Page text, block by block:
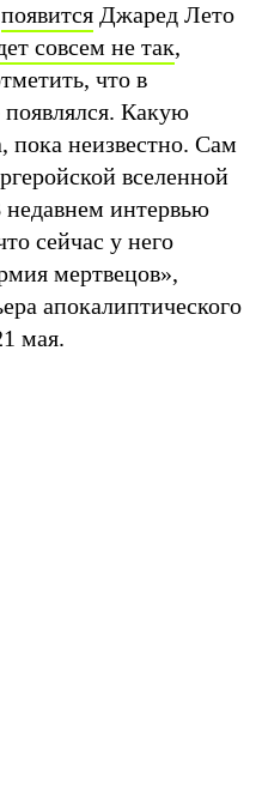
появится Джаред Лето
совсем не так,
что в
Какую
пока неизвестно. Сам
вселенной
недавнем интервью
сейчас у него
мертвецов»,
апокалиптического
мая.